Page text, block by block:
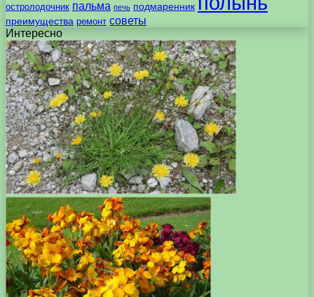
остролодочник пальма печь подмаренник
преимущества ремонт советы
Интересно